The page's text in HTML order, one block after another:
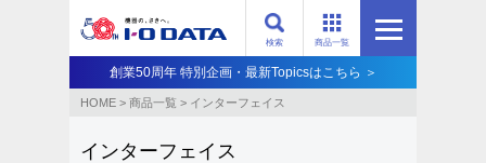
商品一覧
検索
創業50周年 特別企画・最新Topicsはこちら ＞
HOME > 商品一覧 > インターフェイス
インターフェイス